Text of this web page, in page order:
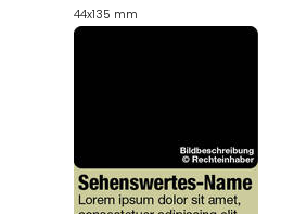
44x135 mm